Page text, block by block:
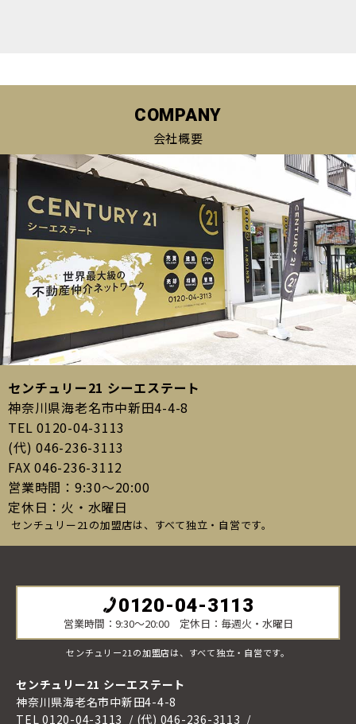
COMPANY
会社概要
センチュリー21 シーエステート
神奈川県海老名市中新田4-4-8
TEL 0120-04-3113
(代) 046-236-3113
FAX 046-236-3112
営業時間：9:30〜20:00
定休日：火・水曜日
センチュリー21の加盟店は、すべて独立・自営です。
0120-04-3113
営業時間：9:30〜20:00 定休日：毎週火・水曜日
センチュリー21の加盟店は、すべて独立・自営です。
センチュリー21 シーエステート
神奈川県海老名市中新田4-4-8
TEL 0120-04-3113
(代) 046-236-3113